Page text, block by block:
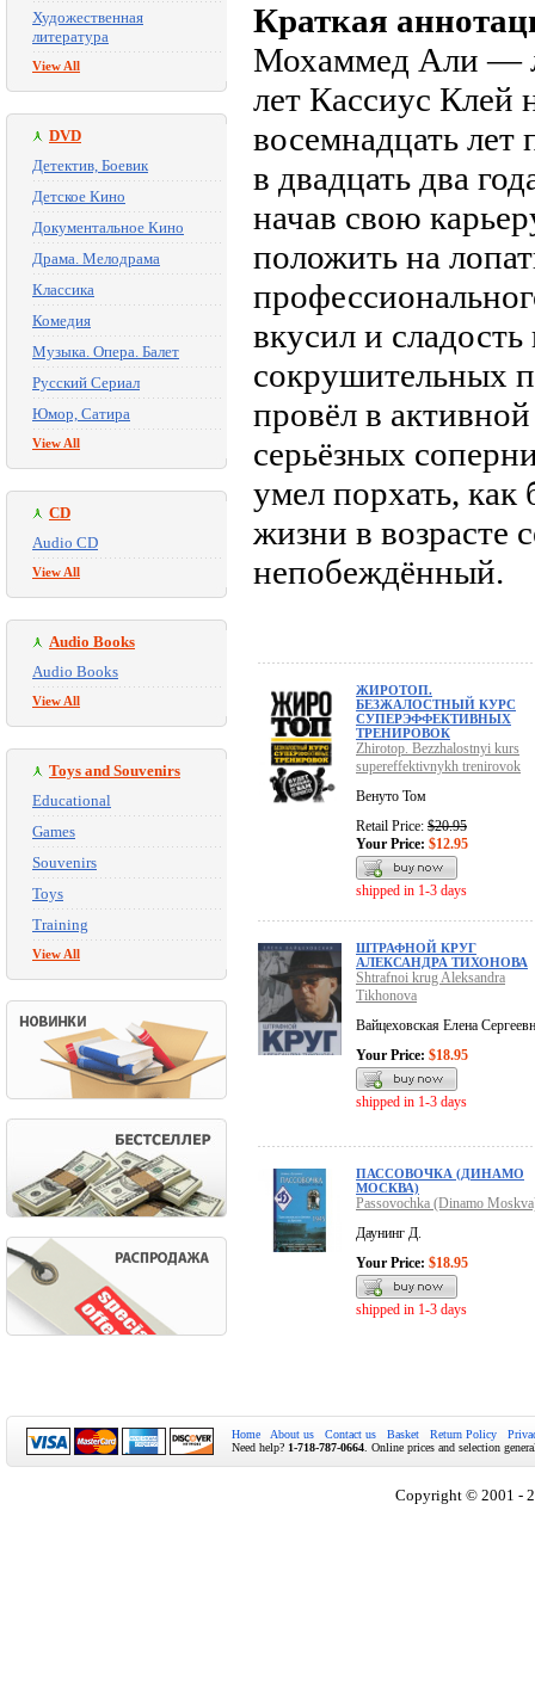
Художественная
литература
View All
DVD
Детектив, Боевик
Детское Кино
Документальное Кино
Драма. Мелодрама
Классика
Комедия
Музыка. Опера. Балет
Русский Сериал
Юмор, Сатира
View All
CD
Audio CD
View All
Audio Books
Audio Books
View All
Toys and Souvenirs
Educational
Games
Souvenirs
Toys
Training
View All
Краткая
Мохаммед Али —
лет Кассиус Клей
восемнадцать
в двадцать два
начав свою
положить на
вкусил и
сокрушительных
провёл в
серьёзных
умел порхать, как
жизни в возрасте
непобеждённый.
ЖИРОТОП.
БЕЗЖАЛОСТНЫЙ КУРС
СУПЕРЭФФЕКТИВНЫХ
ТРЕНИРОВОК
Zhirotop. Bezzhalostnyi kurs
supereffektivnykh trenirovok
Венуто Том
Retail Price: $20.95
Your Price: $12.95
shipped in 1-3 days
ШТРАФНОЙ КРУГ
АЛЕКСАНДРА ТИХОНОВА
Shtrafnoi krug Aleksandra
Tikhonova
Вайцеховская Елена
Your Price: $18.95
shipped in 1-3 days
ПАССОВОЧКА (ДИНАМО
МОСКВА)
Passovochka (Dinamo
Даунинг Д.
Your Price: $18.95
shipped in 1-3 days
Home About us Contact us Basket Return Policy
Need help? 1-718-787-0664 . Online prices and selection
Copyright © 2001 -